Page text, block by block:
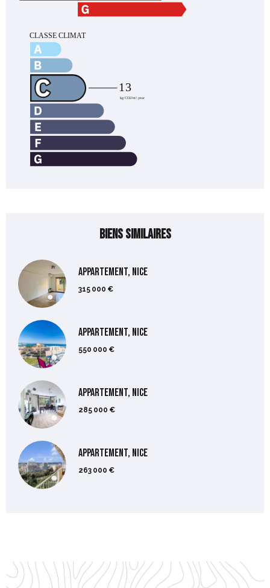
Biens similaires
Appartement, Nice
315 000 €
Appartement, Nice
550 000 €
Appartement, Nice
285 000 €
Appartement, Nice
263 000 €